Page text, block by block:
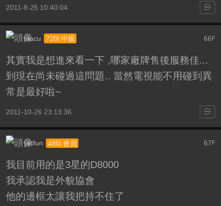
2011-8-25 10:40:04
66 F
macu 720i 中級
其實我是想進來看一下 ,哪家廠牌售後服務佳...
到現在尚未碰過這問題.. 當然電視能不用碰到異
常是最好啦~
2011-10-26 23:13:36
67 F
yetfun 480i 會員
我目前用的是3星的D8000
我承認我是外貌協會
他的邊框太讓我把持不住了